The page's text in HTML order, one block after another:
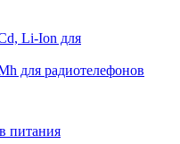
Li-Ion для
для радиотелефонов
питания